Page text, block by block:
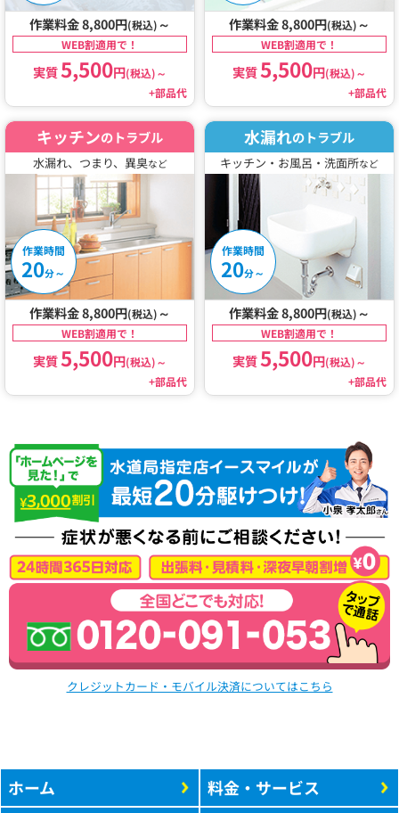
作業料金 8,800円(税込) ～
WEB割適用で！
実質5,500円(税込)～
+部品代
作業料金 8,800円(税込) ～
WEB割適用で！
実質5,500円(税込)～
+部品代
キッチンのトラブル
水漏れ、つまり、異臭など
作業時間
20分～
作業料金 8,800円(税込) ～
WEB割適用で！
実質5,500円(税込)～
+部品代
水漏れのトラブル
キッチン・お風呂・洗面所など
作業時間
20分～
作業料金 8,800円(税込) ～
WEB割適用で！
実質5,500円(税込)～
+部品代
クレジットカード・モバイル決済についてはこちら
ホーム
料金・サービス